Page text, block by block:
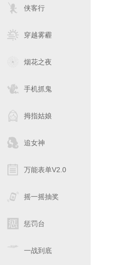
侠客行
穿越雾霾
烟花之夜
手机抓鬼
拇指姑娘
追女神
万能表单V2.0
摇一摇抽奖
惩罚台
一战到底